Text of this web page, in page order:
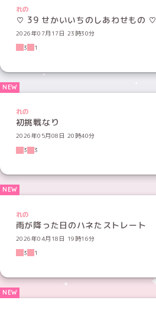
れの
♡ 39 せかいいちのしあわせもの ♡
2026年07月17日 23時30分
3
1
れの
初挑戦なり
2026年05月08日 20時40分
3
3
れの
雨が降った日のハネたストレート
2026年04月18日 19時16分
3
1